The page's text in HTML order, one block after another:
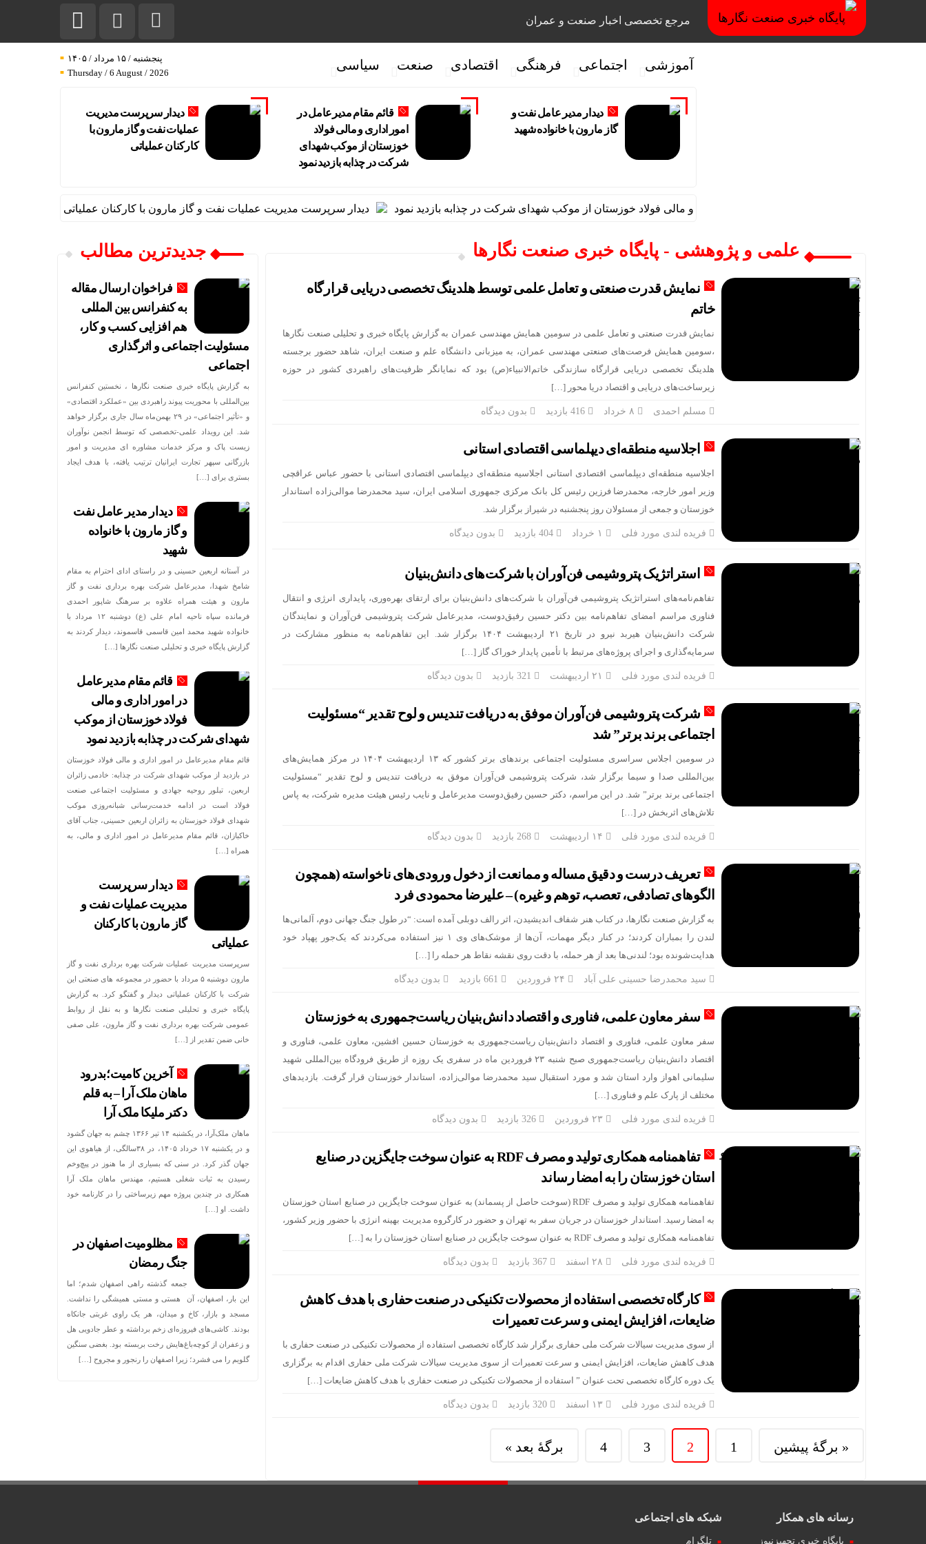
مرجع تخصصی اخبار صنعت و عمران
آموزشی اجتماعی فرهنگی اقتصادی صنعت سیاسی
پنجشنبه / ۱۵ مرداد / ۱۴۰۵
Thursday / 6 August / 2026
دیدار مدیر عامل نفت و
گاز مارون با خانواده شهید
قائم مقام مدیرعامل در
امور اداری و مالی فولاد
خوزستان از موکب شهدای
شرکت در چذابه بازدید نمود
دیدار سرپرست مدیریت
عملیات نفت و گاز مارون با
کارکنان عملیاتی
قائم مقام مدیرعامل در امور اداری و مالی فولاد خوزستان از موکب شهدای شرکت در چذابه بازدید نمود دیدار سرپرست مدیریت عملیات نفت و گاز مارون با کارکنان عملیاتی
علمی و پژوهشی - پایگاه خبری صنعت نگارها
نمایش قدرت صنعتی و تعامل علمی توسط هلدینگ تخصصی دریایی قرارگاه
خاتم
نمایش قدرت صنعتی و تعامل علمی در سومین همایش مهندسی عمران به گزارش پایگاه خبری و تحلیلی صنعت نگارها
،سومین همایش فرصت‌های صنعتی مهندسی عمران، به میزبانی دانشگاه علم و صنعت ایران، شاهد حضور برجسته
هلدینگ تخصصی دریایی قرارگاه سازندگی خاتم‌الانبیاء(ص) بود که نمایانگر ظرفیت‌های راهبردی کشور در حوزه
زیرساخت‌های دریایی و اقتصاد دریا محور […]
مسلم احمدی بدون دیدگاه
اجلاسیه منطقه‌ای دیپلماسی اقتصادی استانی
اجلاسیه منطقه‌ای دیپلماسی اقتصادی استانی اجلاسیه منطقه‌ای دیپلماسی اقتصادی استانی با حضور عباس عراقچی
وزیر امور خارجه، محمدرضا فرزین رئیس کل بانک مرکزی جمهوری اسلامی ایران، سید محمدرضا موالی‌زاده استاندار
خوزستان و جمعی از مسئولان روز پنجشنبه در شیراز برگزار شد.
فریده لندی مورد فلی بدون دیدگاه
استراتژیک پتروشیمی فن‌آوران با شرکت‌های دانش‌بنیان
تفاهم‌نامه‌های استراتژیک پتروشیمی فن‌آوران با شرکت‌های دانش‌بنیان برای ارتقای بهره‌وری، پایداری انرژی و انتقال
فناوری مراسم امضای تفاهم‌نامه بین دکتر حسین رفیق‌دوست، مدیرعامل شرکت پتروشیمی فن‌آوران و نمایندگان
شرکت دانش‌بنیان هیربد نیرو در تاریخ ۲۱ اردیبهشت ۱۴۰۴ برگزار شد. این تفاهم‌نامه به منظور مشارکت در
سرمایه‌گذاری و اجرای پروژه‌های مرتبط با تأمین پایدار خوراک گاز […]
فریده لندی مورد فلی بدون دیدگاه
شرکت پتروشیمی فن‌آوران موفق به دریافت تندیس و لوح تقدیر “مسئولیت
اجتماعی برند برتر” شد
در سومین اجلاس سراسری مسئولیت اجتماعی برندهای برتر کشور که ۱۳ اردیبهشت ۱۴۰۴ در مرکز همایش‌های
بین‌المللی صدا و سیما برگزار شد، شرکت پتروشیمی فن‌آوران موفق به دریافت تندیس و لوح تقدیر “مسئولیت
اجتماعی برند برتر” شد. در این مراسم، دکتر حسین رفیق‌دوست مدیرعامل و نایب رئیس هیئت مدیره شرکت، به پاس
تلاش‌های اثربخش در […]
فریده لندی مورد فلی بدون دیدگاه
تعریف درست و دقیق مساله و ممانعت از دخول ورودی‌های ناخواسته (همچون
الگوهای تصادفی، تعصب، توهم و غیره) – علیرضا محمودی فرد
به گزارش صنعت نگارها، در کتاب هنر شفاف اندیشیدن، اثر رالف دوبلی آمده است: “در طول جنگ جهانی دوم، آلمانی‌ها
لندن را بمباران کردند؛ در کنار دیگر مهمات، آن‌ها از موشک‌های وی ۱ نیز استفاده می‌کردند که یک‌جور پهپاد خود
هدایت‌شونده بود؛ لندنی‌ها بعد از هر حمله، با دقت روی نقشه نقاط هر حمله را […]
سید محمدرضا حسینی علی آباد بدون دیدگاه
سفر معاون علمی، فناوری و اقتصاد دانش‌بنیان ریاست‌جمهوری به خوزستان
سفر معاون علمی، فناوری و اقتصاد دانش‌بنیان ریاست‌جمهوری به خوزستان حسین افشین، معاون علمی، فناوری و
اقتصاد دانش‌بنیان ریاست‌جمهوری صبح شنبه ۲۳ فروردین ماه در سفری یک روزه از طریق فرودگاه بین‌المللی شهید
سلیمانی اهواز وارد استان شد و مورد استقبال سید محمدرضا موالی‌زاده، استاندار خوزستان قرار گرفت. بازدیدهای
مختلف از پارک علم و فناوری […]
فریده لندی مورد فلی بدون دیدگاه
تفاهمنامه همکاری تولید و مصرف RDF به عنوان سوخت جایگزین در صنایع
استان خوزستان را به امضا رساند
تفاهمنامه همکاری تولید و مصرف RDF (سوخت حاصل از پسماند) به عنوان سوخت جایگزین در صنایع استان خوزستان
به امضا رسید. استاندار خوزستان در جریان سفر به تهران و حضور در کارگروه مدیریت بهینه انرژی با حضور وزیر کشور،
تفاهمنامه همکاری تولید و مصرف RDF به عنوان سوخت جایگزین در صنایع استان خوزستان را به […]
فریده لندی مورد فلی بدون دیدگاه
کارگاه تخصصی استفاده از محصولات تکنیکی در صنعت حفاری با هدف کاهش
ضایعات، افزایش ایمنی و سرعت تعمیرات
از سوی مدیریت سیالات شرکت ملی حفاری برگزار شد کارگاه تخصصی استفاده از محصولات تکنیکی در صنعت حفاری با
هدف کاهش ضایعات، افزایش ایمنی و سرعت تعمیرات از سوی مدیریت سیالات شرکت ملی حفاری اقدام به برگزاری
یک دوره کارگاه تخصصی تحت عنوان ” استفاده از محصولات تکنیکی در صنعت حفاری با هدف کاهش ضایعات […]
فریده لندی مورد فلی بدون دیدگاه
« برگه‌ٔ پیشین 1
2
3
4 برگهٔ بعد »
جدیدترین مطالب
فراخوان ارسال مقاله
به کنفرانس بین المللی
هم افزایی کسب و کار،
مسئولیت اجتماعی و اثرگذاری
اجتماعی
به گزارش پایگاه خبری صنعت نگارها ، نخستین کنفرانس
بین‌المللی با محوریت پیوند راهبردی بین «عملکرد اقتصادی»
و «تأثیر اجتماعی» در ۲۹ بهمن‌ماه سال جاری برگزار خواهد
شد. این رویداد علمی-تخصصی که توسط انجمن نوآوران
زیست پاک و مرکز خدمات مشاوره ای مدیریت و امور
بازرگانی سپهر تجارت ایرانیان ترتیب یافته، با هدف ایجاد
بستری برای […]
دیدار مدیر عامل نفت
و گاز مارون با خانواده
شهید
در آستانه اربعین حسینی و در راستای ادای احترام به مقام
شامخ شهدا، مدیرعامل شرکت بهره برداری نفت و گاز
مارون و هیئت همراه علاوه بر سرهنگ شاپور احمدی
فرمانده سپاه ناحیه امام علی (ع) دوشنبه ۱۲ مرداد با
خانواده شهید محمد امین قاسمی قاسموند، دیدار کردند به
گزارش پایگاه خبری و تحلیلی صنعت نگارها […]
قائم مقام مدیرعامل
در امور اداری و مالی
فولاد خوزستان از موکب
شهدای شرکت در چذابه بازدید نمود
قائم مقام مدیرعامل در امور اداری و مالی فولاد خوزستان
در بازدید از موکب شهدای شرکت در چذابه: خادمی زائران
اربعین، تبلور روحیه جهادی و مسئولیت اجتماعی صنعت
فولاد است در ادامه خدمت‌رسانی شبانه‌روزی موکب
شهدای فولاد خوزستان به زائران اربعین حسینی، جناب آقای
خاکبازان، قائم مقام مدیرعامل در امور اداری و مالی، به
همراه […]
دیدار سرپرست
مدیریت عملیات نفت و
گاز مارون با کارکنان
عملیاتی
سرپرست مدیریت عملیات شرکت بهره برداری نفت و گاز
مارون دوشنبه ۵ مرداد با حضور در مجموعه های صنعتی این
شرکت با کارکنان عملیاتی دیدار و گفتگو کرد. به گزارش
پایگاه خبری و تحلیلی صنعت نگارها و به نقل از روابط
عمومی شرکت بهره برداری نفت و گاز مارون، علی صفی
خانی ضمن تقدیر از […]
آخرین کامیت؛بدرود
ماهان ملک آرا – به قلم
دکتر ملیکا ملک آرا
ماهان ملک‌آرا، در یکشنبه ۱۴ تیر ۱۳۶۶ چشم به جهان گشود
و در یکشنبه ۱۷ خرداد ۱۴۰۵، در ۳۸سالگی، از هیاهوی این
جهان گذر کرد. در سنی که بسیاری از ما هنوز در پیچ‌وخم
رسیدن به ثبات شغلی هستیم، مهندس ماهان ملک آرا
همکاری در چندین پروژه مهم زیرساختی را در کارنامه خود
داشت. او […]
مظلومیت اصفهان در
جنگ رمضان
جمعه گذشته راهی اصفهان شدم؛ اما
این بار، اصفهان، آن هستی و مستی همیشگی را نداشت.
مسجد و بازار، کاخ و میدان، هر یک راوی غربتی جانکاه
بودند. کاشی‌های فیروزه‌ای زخم برداشته و عطر جادویی هل
و زعفران از کوچه‌باغ‌هایش رخت بربسته بود. بغضی سنگین
گلویم را می فشرد؛ زیرا اصفهان را رنجور و مجروح […]
رسانه های همکار
پایگاه خبری تجهیزنیوز
شبکه های اجتماعی
تلگرام